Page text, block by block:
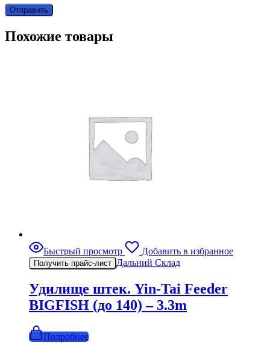
Похожие товары
Быстрый просмотр Добавить в избранное
Получить прайс-лист Дальний Склад
Удилище штек. Yin-Tai Feeder
BIGFISH (до 140) – 3.3m
Подробнее